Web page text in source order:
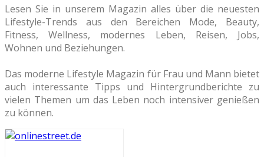
Lesen Sie in unserem Magazin alles über die neuesten
Lifestyle-Trends aus den Bereichen Mode, Beauty,
Fitness, Wellness, modernes Leben, Reisen, Jobs,
Wohnen und Beziehungen.
Das moderne Lifestyle Magazin für Frau und Mann bietet
auch interessante Tipps und Hintergrundberichte zu
vielen Themen um das Leben noch intensiver genießen
zu können.